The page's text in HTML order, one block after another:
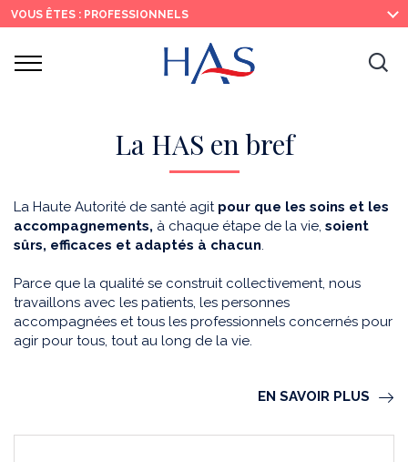
Recherche
Menu
principal
Contenu
principal
VOUS ÊTES : PROFESSIONNELS
Ouvrir
La HAS en bref
La Haute Autorité de santé agit pour que les soins et les
accompagnements, à chaque étape de la vie, soient
sûrs, efficaces et adaptés à chacun.
Parce que la qualité se construit collectivement, nous
travaillons avec les patients, les personnes
accompagnées et tous les professionnels concernés pour
agir pour tous, tout au long de la vie.
EN SAVOIR PLUS